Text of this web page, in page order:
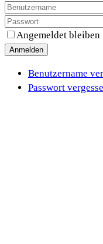
Angemeldet bleiben
Anmelden
Benutzername
Passwort